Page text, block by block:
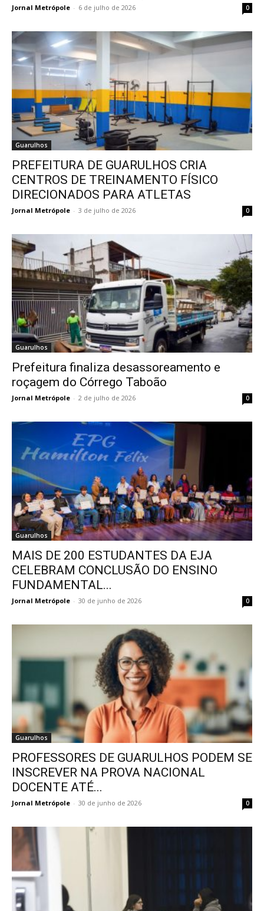
Jornal Metrópole - 6 de julho de 2026 0
Guarulhos
PREFEITURA DE GUARULHOS CRIA
CENTROS DE TREINAMENTO FÍSICO
DIRECIONADOS PARA ATLETAS
Jornal Metrópole - 3 de julho de 2026 0
Guarulhos
Prefeitura finaliza desassoreamento e
roçagem do Córrego Taboão
Jornal Metrópole - 2 de julho de 2026 0
Guarulhos
MAIS DE 200 ESTUDANTES DA EJA
CELEBRAM CONCLUSÃO DO ENSINO
FUNDAMENTAL...
Jornal Metrópole - 30 de junho de 2026 0
Guarulhos
PROFESSORES DE GUARULHOS PODEM SE
INSCREVER NA PROVA NACIONAL
DOCENTE ATÉ...
Jornal Metrópole - 30 de junho de 2026 0